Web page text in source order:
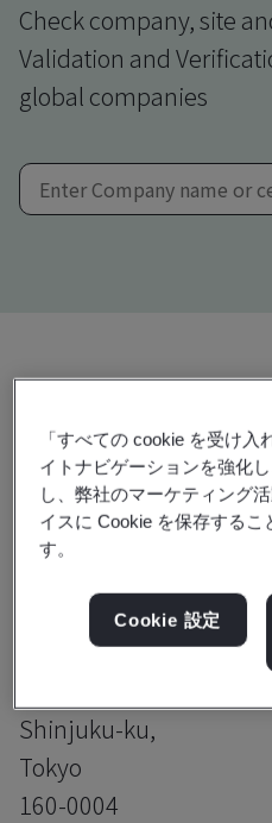
Check company, site
Validation and
global companies
ISO/IEC
Value Up Japan Co.,Ltd.
Shinjuku Y Bldg.,
Shinjuku-ku,
Tokyo
160-0004
「すべての cookie を受け
イトナビゲーションを強化
し、弊社のマーケティング
イスに Cookie を保存するこ
す。
Cookie 設定